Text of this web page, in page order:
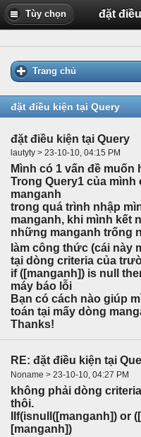
Tùy chọn đặt
Trang chủ
đặt điều kiện tại Query
đặt điều kiện tại Query
lautyty > 23-10-10, 04:15 PM
Mình có 1 vấn đề muốn
Trong Query1 của
manganh
trong quá trình nhập
manganh, khi mình kết
những manganh trống
làm công thức (cái này
tại dòng criteria của
if ([manganh]) is null
máy báo lỗi
Bạn có cách nào giúp
toán tại mấy dòng
Thanks!
RE: đặt điều kiện tại
Noname > 23-10-10, 04:27 PM
không phải dòng
thôi.
IIf(isnull([manganh]) or
[manganh])